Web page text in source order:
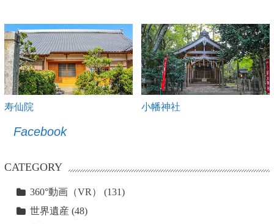
寿仙院 小幡神社
Facebook
CATEGORY
360°動画（VR）
(131)
世界遺産 (48)